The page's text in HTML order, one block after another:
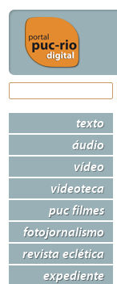
texto
áudio
vídeo
videoteca
puc filmes
fotojornalismo
revista eclética
expediente